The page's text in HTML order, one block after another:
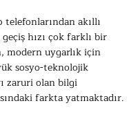
akıllı
hızı çok farklı bir
modern uygarlık için
sosyo-teknolojik
zaruri olan bilgi
farkta yatmaktadır.